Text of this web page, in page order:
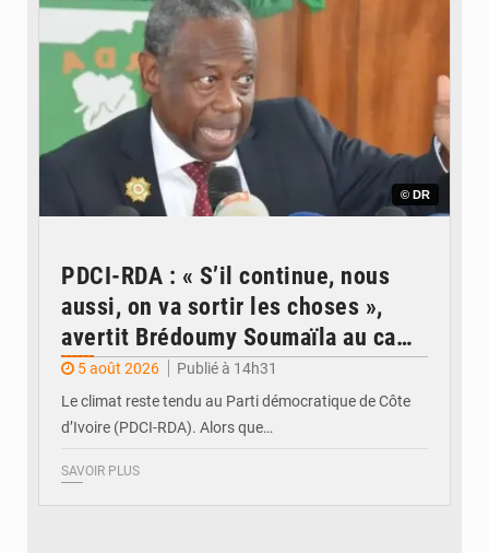
© DR
PDCI-RDA : « S’il continue, nous
aussi, on va sortir les choses »,
avertit Brédoumy Soumaïla au camp
Guikahué
5 août 2026
Publié à 14h31
Le climat reste tendu au Parti démocratique de Côte
d’Ivoire (PDCI-RDA). Alors que…
SAVOIR PLUS